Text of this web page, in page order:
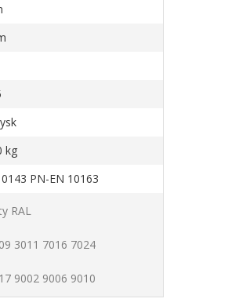
kg
PN-EN 10163
RAL
3011 7016 7024
9002 9006 9010